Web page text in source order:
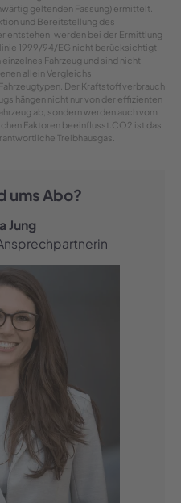
geltenden Fassung) ermittelt.
und Bereitstellung des
entstehen, werden bei der Ermittlung
1999/94/EG nicht berücksichtigt.
Fahrzeug und sind nicht
allein Vergleichs
Der Kraftstoffverbrauch
hängen nicht nur von der effizienten
ab, sondern werden auch vom
Faktoren beeinflusst.CO2 ist das
Treibhausgas.
ums Abo?
Jung